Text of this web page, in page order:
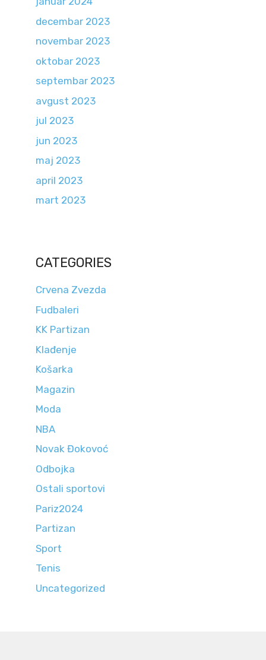
decembar 2023
novembar 2023
oktobar 2023
septembar 2023
avgust 2023
jul 2023
jun 2023
maj 2023
april 2023
mart 2023
CATEGORIES
Crvena Zvezda
Fudbaleri
KK Partizan
Klađenje
Košarka
Magazin
Moda
NBA
Novak Đokovoć
Odbojka
Ostali sportovi
Pariz2024
Partizan
Sport
Tenis
Uncategorized